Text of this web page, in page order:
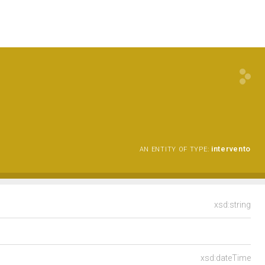
AN ENTITY OF TYPE: intervento
xsd:string
xsd:dateTime